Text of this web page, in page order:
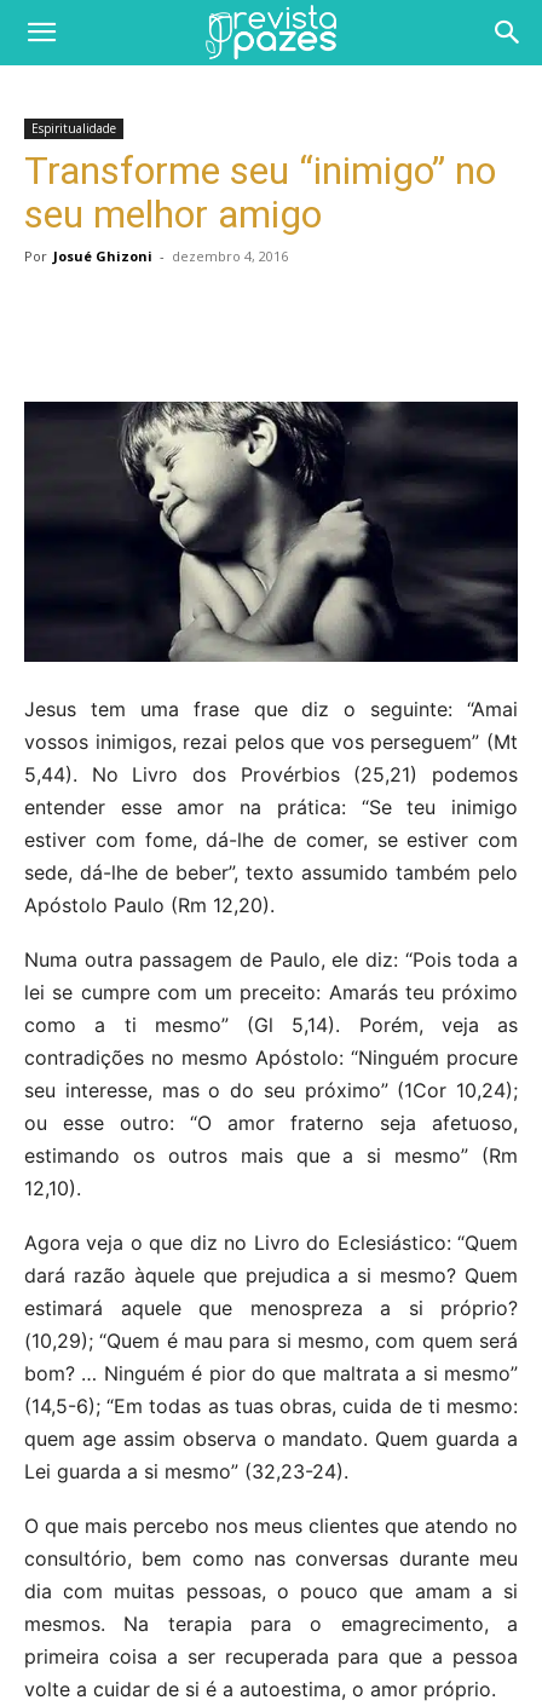
Espiritualidade
Transforme seu “inimigo” no
seu melhor amigo
Por Josué Ghizoni - dezembro 4, 2016
Jesus tem uma frase que diz o seguinte: “Amai
vossos inimigos, rezai pelos que vos perseguem” (Mt
5,44). No Livro dos Provérbios (25,21) podemos
entender esse amor na prática: “Se teu inimigo
estiver com fome, dá-lhe de comer, se estiver com
sede, dá-lhe de beber”, texto assumido também pelo
Apóstolo Paulo (Rm 12,20).
Numa outra passagem de Paulo, ele diz: “Pois toda a
lei se cumpre com um preceito: Amarás teu próximo
como a ti mesmo” (Gl 5,14). Porém, veja as
contradições no mesmo Apóstolo: “Ninguém procure
seu interesse, mas o do seu próximo” (1Cor 10,24);
ou esse outro: “O amor fraterno seja afetuoso,
estimando os outros mais que a si mesmo” (Rm
12,10).
Agora veja o que diz no Livro do Eclesiástico: “Quem
dará razão àquele que prejudica a si mesmo? Quem
estimará aquele que menospreza a si próprio?
(10,29); “Quem é mau para si mesmo, com quem será
bom? … Ninguém é pior do que maltrata a si mesmo”
(14,5-6); “Em todas as tuas obras, cuida de ti mesmo:
quem age assim observa o mandato. Quem guarda a
Lei guarda a si mesmo” (32,23-24).
O que mais percebo nos meus clientes que atendo no
consultório, bem como nas conversas durante meu
dia com muitas pessoas, o pouco que amam a si
mesmos. Na terapia para o emagrecimento, a
primeira coisa a ser recuperada para que a pessoa
volte a cuidar de si é a autoestima, o amor próprio.